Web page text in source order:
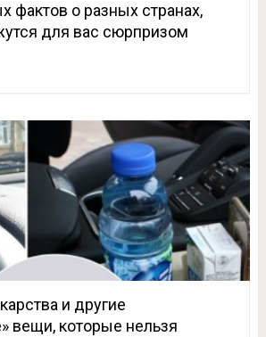
фактов о разных странах,
для вас сюрпризом
и другие
вещи, которые нельзя